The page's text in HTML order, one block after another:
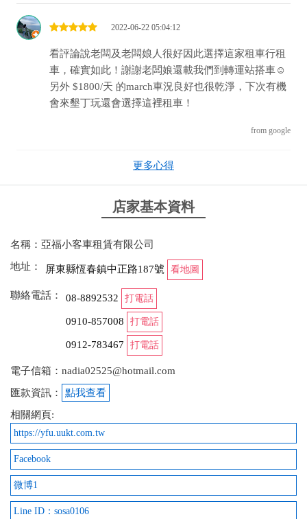
2022-06-22 05:04:12
看評論說老闆及老闆娘人很好因此選擇這家租車行租
車，確實如此！謝謝老闆娘還載我們到轉運站搭車☺️
另外 $1800/天 的march車況良好也很乾淨，下次有機
會來墾丁玩還會選擇這裡租車！
from google
看評論說老闆及老闆娘人很好因此選擇這家租車行租
車，確實如此！謝謝老闆娘還載我們到轉運站搭車☺️
會來墾丁玩還會選擇這裡租車！
2022-02-20 23:29:04
老闆與老闆娘非常和善！車子很乾淨保養良好。
搭台灣好行到恆春轉運站，再來租車去墾丁
2022-01-17 18:59:37
墾丁恆春租車不好找，推薦這家 坐車到恆春轉運站後
交車前也會交代提醒我們用手機錄影 還車後還能幫忙
更多心得
店家基本資料
名稱：亞福小客車租賃有限公司
地址：
屏東縣恆春鎮中正路187號 看地圖
聯絡電話： 08-8892532 打電話
0910-857008 打電話
0912-783467 打電話
電子信箱：nadia02525@hotmail.com
匯款資訊：
點我查看
相關網頁:
https://yfu.uukt.com.tw
Facebook
微博1
Line ID：sosa0106